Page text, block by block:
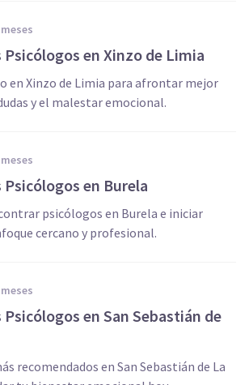
meses
Psicólogos en Xinzo de Limia
en Xinzo de Limia para afrontar mejor
y el malestar emocional.
meses
Psicólogos en Burela
psicólogos en Burela e iniciar
cercano y profesional.
meses
Psicólogos en San Sebastián de
recomendados en San Sebastián de La